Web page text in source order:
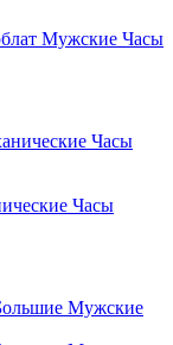
Мужские Часы
Часы